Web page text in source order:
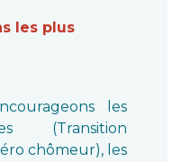
les plus
les
(Transition
chômeur), les